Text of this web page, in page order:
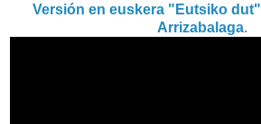
Versión en euskera "Eutsiko dut"
Arrizabalaga.